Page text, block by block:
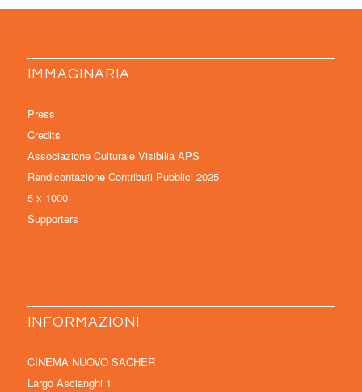
IMMAGINARIA
Press
Credits
Associazione Culturale Visibilia APS
Rendicontazione Contributi Pubblici 2025
5 x 1000
Supporters
INFORMAZIONI
CINEMA NUOVO SACHER
Largo Ascianghi 1